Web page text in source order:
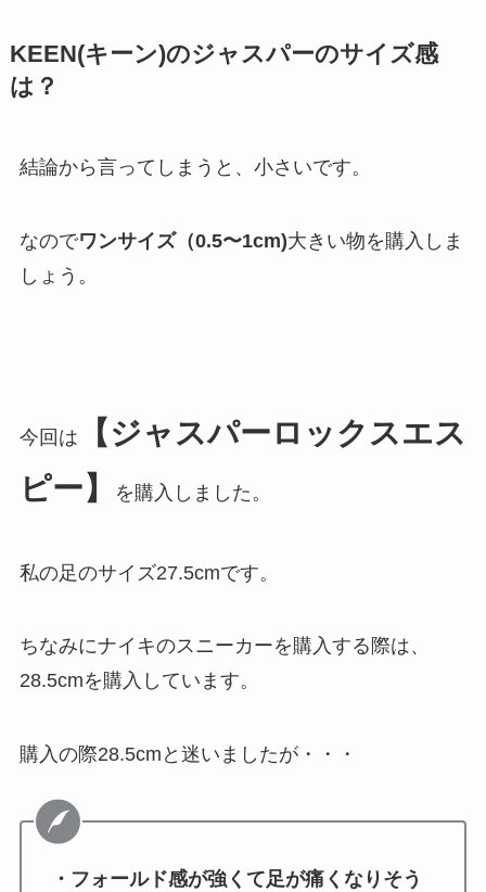
KEEN(キーン)のジャスパーのサイズ感
は？
結論から言ってしまうと、小さいです。
なのでワンサイズ（0.5〜1cm)大きい物を購入しま
しょう。
今回は
【ジャスパーロックスエス
ピー】
を購入しました。
私の足のサイズ27.5cmです。
ちなみにナイキのスニーカーを購入する際は、
28.5cmを購入しています。
購入の際28.5cmと迷いましたが・・・
・フォールド感が強くて足が痛くなりそう